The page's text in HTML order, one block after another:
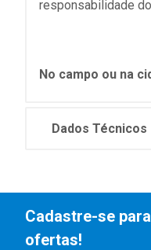
responsabilidade
No campo ou na
Dados Técnicos
Cadastre-se
ofertas!